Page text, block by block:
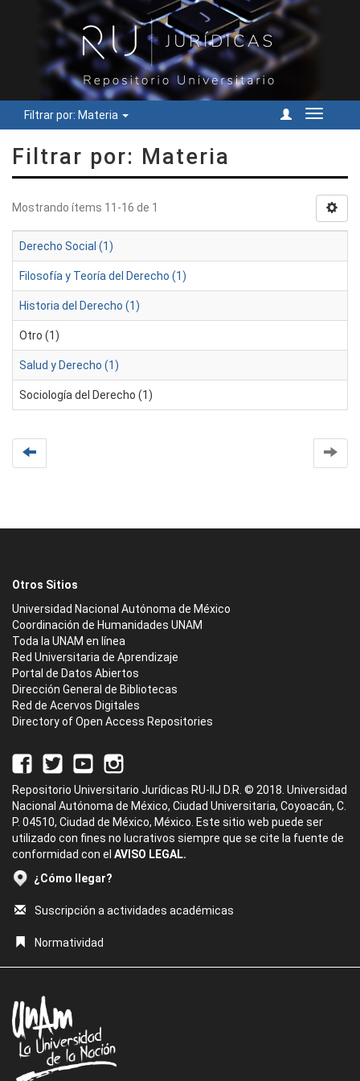
Filtrar por: Materia
Cambiar
Filtrar por: Materia
Mostrando ítems 11-16 de 1
Derecho Social (1)
Filosofía y Teoría del Derecho (1)
Historia del Derecho (1)
Otro (1)
Salud y Derecho (1)
Sociología del Derecho (1)
Otros Sitios
Universidad Nacional Autónoma de México
Coordinación de Humanidades UNAM
Toda la UNAM en línea
Red Universitaria de Aprendizaje
Portal de Datos Abiertos
Dirección General de Bibliotecas
Red de Acervos Digitales
Directory of Open Access Repositories
Repositorio Universitario Jurídicas RU-IIJ D.R. © 2018. Universidad
Nacional Autónoma de México, Ciudad Universitaria, Coyoacán, C.
P. 04510, Ciudad de México, México. Este sitio web puede ser
utilizado con fines no lucrativos siempre que se cite la fuente de
conformidad con el AVISO LEGAL.
¿Cómo llegar?
Suscripción a actividades académicas
Normatividad